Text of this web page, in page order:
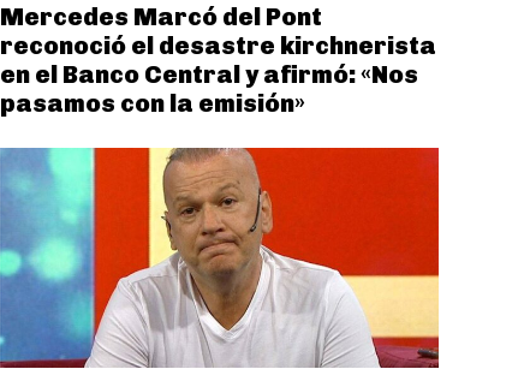
Mercedes Marcó del Pont
reconoció el desastre kirchnerista
en el Banco Central y afirmó: «Nos
pasamos con la emisión»